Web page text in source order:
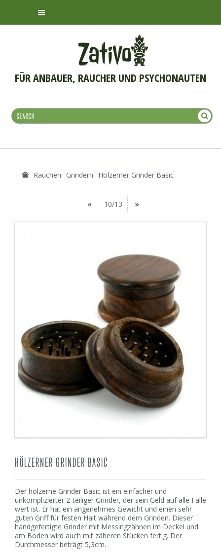
FÜR ANBAUER, RAUCHER UND PSYCHONAUTEN
Rauchen Grindern Hölzerner Grinder Basic
« 10/13 »
HÖLZERNER GRINDER BASIC
Der hölzerne Grinder Basic ist ein einfacher und
unkomplizierter 2-teiliger Grinder, der sein Geld auf alle Fälle
wert ist. Er hat ein angenehmes Gewicht und einen sehr
guten Griff für festen Halt während dem Grinden. Dieser
handgefertigte Grinder mit Messingzähnen im Deckel und
am Boden wird auch mit zäheren Stücken fertig. Der
Durchmesser beträgt 5,3cm.